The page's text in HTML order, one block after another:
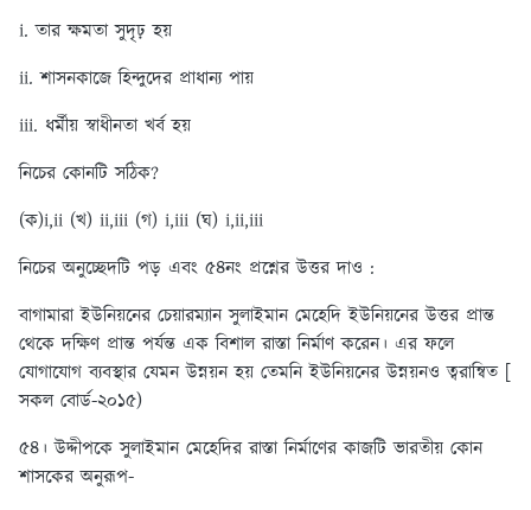
i. তার ক্ষমতা সুদৃঢ় হয়
ii. শাসনকাজে হিন্দুদের প্রাধান্য পায়
iii. ধর্মীয় স্বাধীনতা খর্ব হয়
নিচের কোনটি সঠিক?
(ক)i,ii (খ) ii,iii (গ) i,iii (ঘ) i,ii,iii
নিচের অনুচ্ছেদটি পড় এবং ৫৪নং প্রশ্নের উত্তর দাও :
বাগামারা ইউনিয়নের চেয়ারম্যান সুলাইমান মেহেদি ইউনিয়নের উত্তর প্রান্ত
থেকে দক্ষিণ প্রান্ত পর্যন্ত এক বিশাল রাস্তা নির্মাণ করেন। এর ফলে
যোগাযোগ ব্যবস্থার যেমন উন্নয়ন হয় তেমনি ইউনিয়নের উন্নয়নও ত্বরান্বিত [
সকল বোর্ড-২০১৫)
৫৪। উদ্দীপকে সুলাইমান মেহেদির রাস্তা নির্মাণের কাজটি ভারতীয় কোন
শাসকের অনুরূপ-